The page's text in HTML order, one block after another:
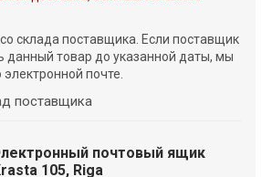
склада поставщика. Если поставщик
данный товар до указанной даты, мы
почте.
поставщика
почтовый ящик
105, Riga